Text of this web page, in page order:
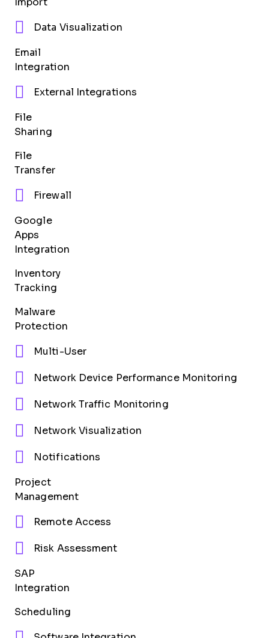
Data Visualization
Email
Integration
External Integrations
File
Sharing
File
Transfer
Firewall
Google
Apps
Integration
Inventory
Tracking
Malware
Protection
Multi-User
Network Device Performance Monitoring
Network Traffic Monitoring
Network Visualization
Notifications
Project
Management
Remote Access
Risk Assessment
SAP
Integration
Scheduling